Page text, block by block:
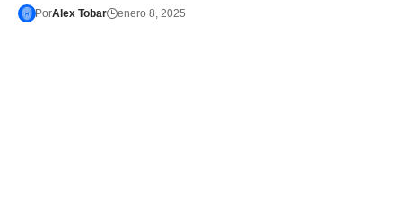
PorAlex Tobar enero 8, 2025